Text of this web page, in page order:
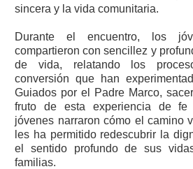
sincera y la vida comunitaria.
Durante el encuentro, los
compartieron con sencillez y
de vida, relatando los
conversión que han
Guiados por el Padre Marco,
fruto de esta experiencia de fe
jóvenes narraron cómo el camino
les ha permitido redescubrir la
el sentido profundo de sus
familias.